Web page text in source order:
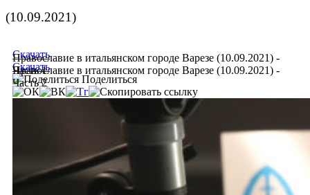
(10.09.2021)
Православие в итальянском городе Варезе (10.09.2021) -
Часть 1
Скачать
Православие в итальянском городе Варезе (10.09.2021) -
Часть 2
Скачать
Поделиться